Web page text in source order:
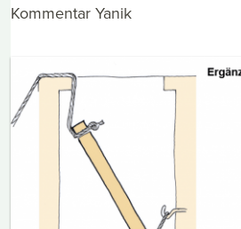
Kommentar Yanik